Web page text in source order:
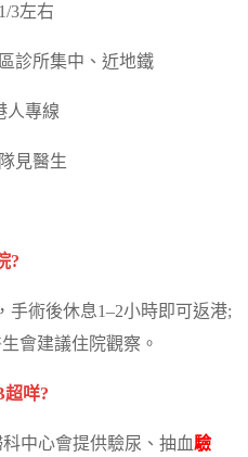
3左右
診所集中、近地鐵
人專線
見醫生
?
手術後休息1–2小時即可返港;
會建議住院觀察。
超咩?
中心會提供驗尿、抽血驗